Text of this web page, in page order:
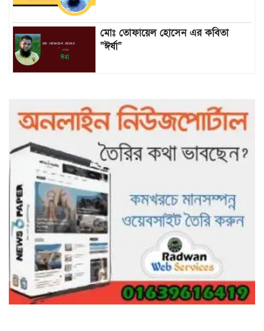
মোঃ তোফায়েল হোসেন এর কবিতা
“ঈর্ষা”
আটকে পড়া ১০ পর্যটককে উদ্ধার করল
পুলিশ ও ফায়ার সার্ভিস
গাছ না কেটে আমাদের পুড়িয়ে মারলে
ভালো হতো’: বন বিভাগের নিষ্ঠুরতায়
নিঃস্ব কৃষক